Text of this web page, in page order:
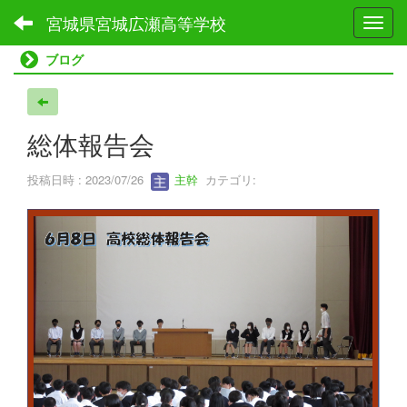
宮城県宮城広瀬高等学校
ブログ
総体報告会
投稿日時 : 2023/07/26 主幹 カテゴリ: